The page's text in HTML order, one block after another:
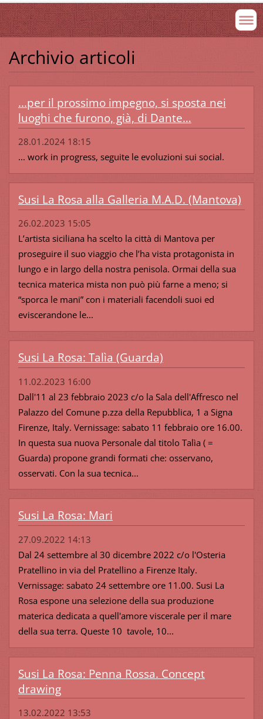
Archivio articoli
...per il prossimo impegno, si sposta nei
luoghi che furono, già, di Dante…
28.01.2024 18:15
... work in progress, seguite le evoluzioni sui social.
Susi La Rosa alla Galleria M.A.D. (Mantova)
26.02.2023 15:05
L’artista siciliana ha scelto la città di Mantova per
proseguire il suo viaggio che l’ha vista protagonista in
lungo e in largo della nostra penisola. Ormai della sua
tecnica materica mista non può più farne a meno; si
“sporca le mani” con i materiali facendoli suoi ed
eviscerandone le...
Susi La Rosa: Talìa (Guarda)
11.02.2023 16:00
Dall'11 al 23 febbraio 2023 c/o la Sala dell'Affresco nel
Palazzo del Comune p.zza della Repubblica, 1 a Signa
Firenze, Italy. Vernissage: sabato 11 febbraio ore 16.00.
In questa sua nuova Personale dal titolo Talìa ( =
Guarda) propone grandi formati che: osservano,
osservati. Con la sua tecnica...
Susi La Rosa: Mari
27.09.2022 14:13
Dal 24 settembre al 30 dicembre 2022 c/o l'Osteria
Pratellino in via del Pratellino a Firenze Italy.
Vernissage: sabato 24 settembre ore 11.00. Susi La
Rosa espone una selezione della sua produzione
materica dedicata a quell'amore viscerale per il mare
della sua terra. Queste 10 tavole, 10...
Susi La Rosa: Penna Rossa. Concept
drawing
13.02.2022 13:53